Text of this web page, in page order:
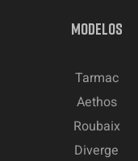
MODELOS
Tarmac
Aethos
Roubaix
Diverge